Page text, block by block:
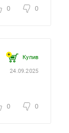
0 0
Купив
24.09.2025
0 0